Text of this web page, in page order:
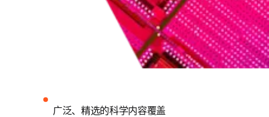
广泛、精选的科学内容覆盖